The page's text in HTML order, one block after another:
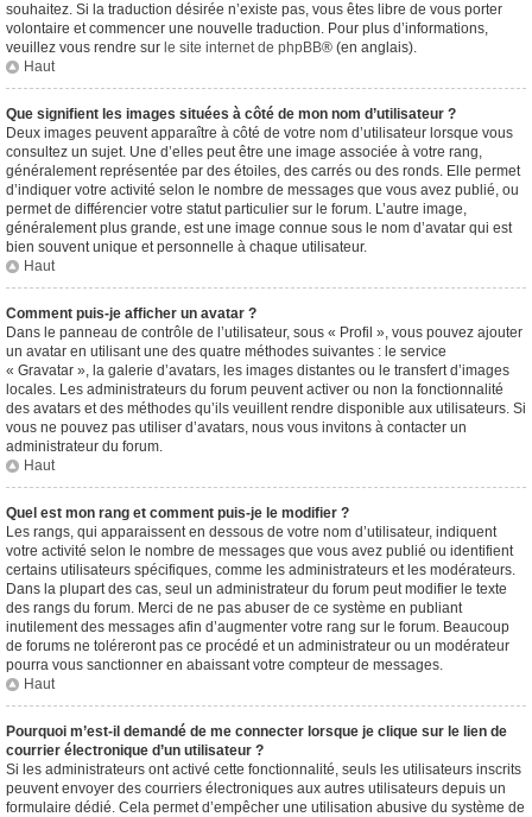
souhaitez. Si la traduction désirée n’existe pas, vous êtes libre de vous porter
volontaire et commencer une nouvelle traduction. Pour plus d’informations,
veuillez vous rendre sur le site internet de phpBB® (en anglais).
Haut
Que signifient les images situées à côté de mon nom d’utilisateur ?
Deux images peuvent apparaître à côté de votre nom d’utilisateur lorsque vous
consultez un sujet. Une d’elles peut être une image associée à votre rang,
généralement représentée par des étoiles, des carrés ou des ronds. Elle permet
d’indiquer votre activité selon le nombre de messages que vous avez publié, ou
permet de différencier votre statut particulier sur le forum. L’autre image,
généralement plus grande, est une image connue sous le nom d’avatar qui est
bien souvent unique et personnelle à chaque utilisateur.
Haut
Comment puis-je afficher un avatar ?
Dans le panneau de contrôle de l’utilisateur, sous « Profil », vous pouvez ajouter
un avatar en utilisant une des quatre méthodes suivantes : le service
« Gravatar », la galerie d’avatars, les images distantes ou le transfert d’images
locales. Les administrateurs du forum peuvent activer ou non la fonctionnalité
des avatars et des méthodes qu’ils veuillent rendre disponible aux utilisateurs. Si
vous ne pouvez pas utiliser d’avatars, nous vous invitons à contacter un
administrateur du forum.
Haut
Quel est mon rang et comment puis-je le modifier ?
Les rangs, qui apparaissent en dessous de votre nom d’utilisateur, indiquent
votre activité selon le nombre de messages que vous avez publié ou identifient
certains utilisateurs spécifiques, comme les administrateurs et les modérateurs.
Dans la plupart des cas, seul un administrateur du forum peut modifier le texte
des rangs du forum. Merci de ne pas abuser de ce système en publiant
inutilement des messages afin d’augmenter votre rang sur le forum. Beaucoup
de forums ne toléreront pas ce procédé et un administrateur ou un modérateur
pourra vous sanctionner en abaissant votre compteur de messages.
Haut
Pourquoi m’est-il demandé de me connecter lorsque je clique sur le lien de
courrier électronique d’un utilisateur ?
Si les administrateurs ont activé cette fonctionnalité, seuls les utilisateurs inscrits
peuvent envoyer des courriers électroniques aux autres utilisateurs depuis un
formulaire dédié. Cela permet d’empêcher une utilisation abusive du système de